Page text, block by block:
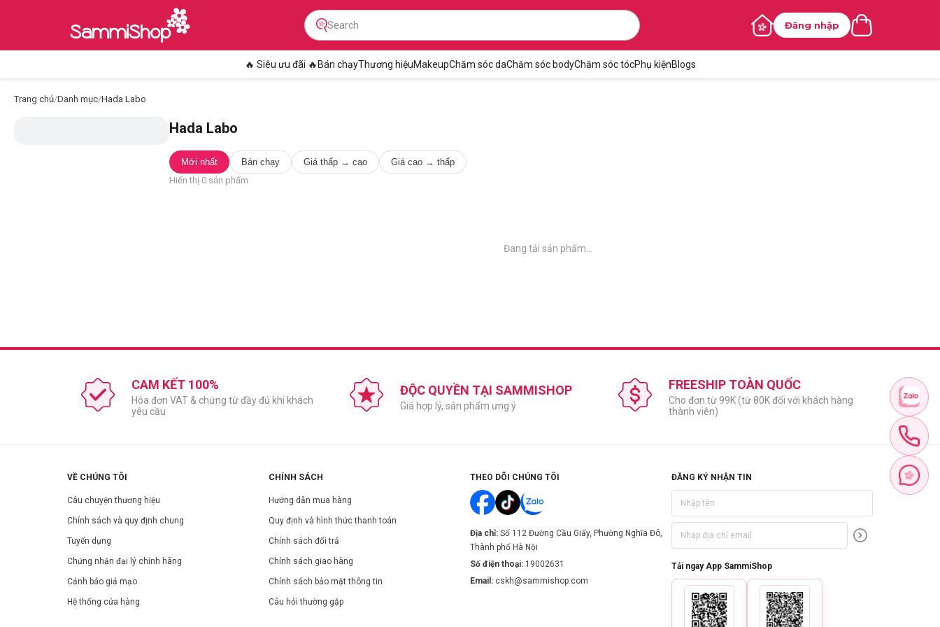
Đăng nhập
🔥 Siêu ưu đãi 🔥 Bán chạyThương hiệuMakeupChăm sóc daChăm sóc bodyChăm sóc tócPhụ kiệnBlogs
Trang chủ/Danh mục/Hada Labo
Hada Labo
Mới nhất Bán chạy Giá thấp → cao
Giá cao → thấp
Hiển thị 0 sản phẩm
Đang tải sản phẩm...
CAM KẾT 100%
Hóa đơn VAT & chứng từ đầy đủ khi khách
yêu cầu
ĐỘC QUYỀN TẠI SAMMISHOP
Giá hợp lý, sản phẩm ưng ý
FREESHIP TOÀN QUỐC
Cho đơn từ 99K (từ 80K đối với khách hàng
thành viên)
VỀ CHÚNG TÔI
Câu chuyện thương hiệu
Chính sách và quy định chung
Tuyển dụng
Chứng nhận đại lý chính hãng
Cảnh báo giả mạo
Hệ thống cửa hàng
CHÍNH SÁCH
Hướng dẫn mua hàng
Quy định và hình thức thanh toán
Chính sách đổi trả
Chính sách giao hàng
Chính sách bảo mật thông tin
Câu hỏi thường gặp
THEO DÕI CHÚNG TÔI
Địa chỉ: Số 112 Đường Cầu Giấy, Phường Nghĩa Đô,
Thành phố Hà Nội
Số điện thoại: 19002631
Email: cskh@sammishop.com
ĐĂNG KÝ NHẬN TIN
Tải ngay App SammiShop